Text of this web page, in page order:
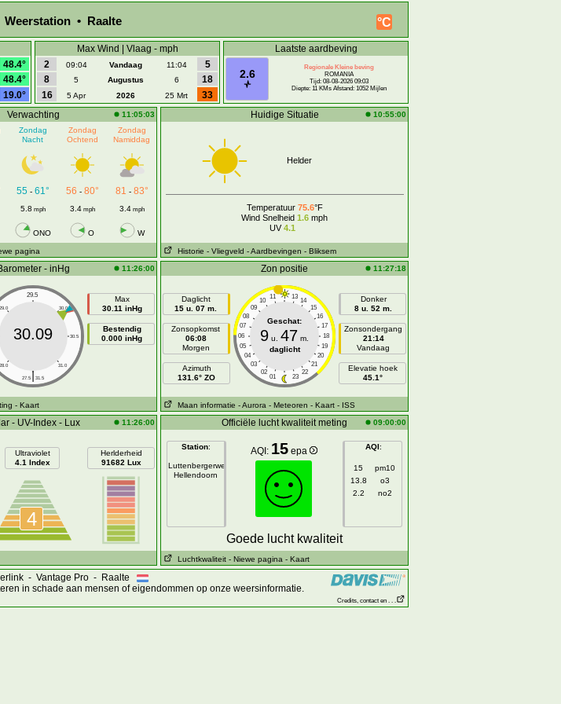
°C
Weerstation • Raalte
48.4°
48.4°
19.0°
Max Wind | Vlaag - mph
2
09:04 Vandaag 11:04
5
8
5 Augustus 6
18
16
5 Apr 2026 25 Mrt 33
Laatste aardbeving
2.6
Regionale Kleine beving
ROMANIA
Tijd: 08-08-2026 09:03
Diepte: 11 KMs Afstand: 1052 Mijlen
Verwachting
11:05:03
Zondag
Nacht
Zondag
Ochtend
Zondag
Namiddag
55- 61° 56 - 80° 81 - 83°
5.8 mph 3.4mph 3.4mph
ONO O W
pagina
Huidige Situatie 10:55:00
Helder
Temperatuur 75.6°F
Wind Snelheid 1.6 mph
UV4.1
Historie - Vliegveld - Aardbevingen - Bliksem
- inHg 11:26:00
29.5
29.0 30.0
30.5
28.0 31.0
|
27.5 31.5
30.09
Max
30.11 inHg
Bestendig
0.000 inHg
- Kaart
Zon positie 11:27:18
Daglicht
15 u. 07 m.
Zonsopkomst
06:08
Morgen
Azimuth
131.6° ZO
11 13
10
14
09
15
08
16
07
17
06
18
05
19
04
20
03
21
02
22
01 23
Geschat:
9 u. 47 m.
daglicht
Donker
8 u. 52 m.
Zonsondergang
21:14
Vandaag
Elevatie hoek
45.1°
Maan informatie - Aurora - Meteoren - Kaart - ISS
- UV-Index - Lux 11:26:00
Ultraviolet
4.1 Index
4
Herlderheid
91682 Lux
Officiële lucht kwaliteit meting 09:00:00
Station:
Luttenbergerweg
Hellendoorn
AQI: 15 epa AQI:
15
pm10
13.8
o3
2.2
no2
Goede lucht kwaliteit
Luchtkwaliteit - Niewe pagina - Kaart
- Vantage Pro - Raalte
in schade aan mensen of eigendommen op onze weersinformatie.
Credits, contact en . . .